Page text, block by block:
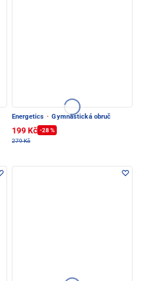
Energetics · Gymnastická obruč
199 Kč -28 %
279 Kč